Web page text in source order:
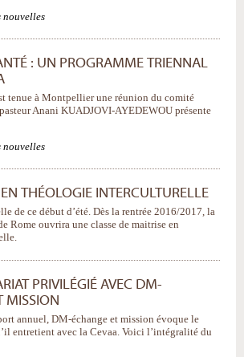
nouvelles
: UN PROGRAMME TRIENNAL
tenue à Montpellier une réunion du comité
Anani KUADJOVI-AYEDEWOU présente
nouvelles
THÉOLOGIE INTERCULTURELLE
de ce début d’été. Dès la rentrée 2016/2017, la
Rome ouvrira une classe de maitrise en
PRIVILÉGIÉ AVEC DM-
MISSION
annuel, DM-échange et mission évoque le
entretient avec la Cevaa. Voici l’intégralité du